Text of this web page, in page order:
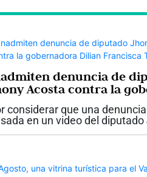
denuncia de
Acosta contra la
Francisca Toro
considerar que una
en un video del
“no tenía fundamento”,